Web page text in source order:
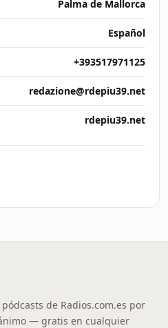
Palma de Mallorca
Español
+393517971125
redazione@rdepiu39.net
rdepiu39.net
de Radios.com.es por
— gratis en cualquier